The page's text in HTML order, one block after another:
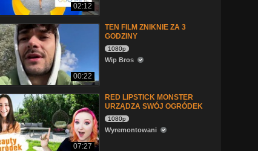
02:12
00:22
TEN FILM ZNIKNIE ZA 3
GODZINY
1080p
Wip Bros
07:27
RED LIPSTICK MONSTER
URZĄDZA SWÓJ OGRÓDEK
1080p
Wyremontowani